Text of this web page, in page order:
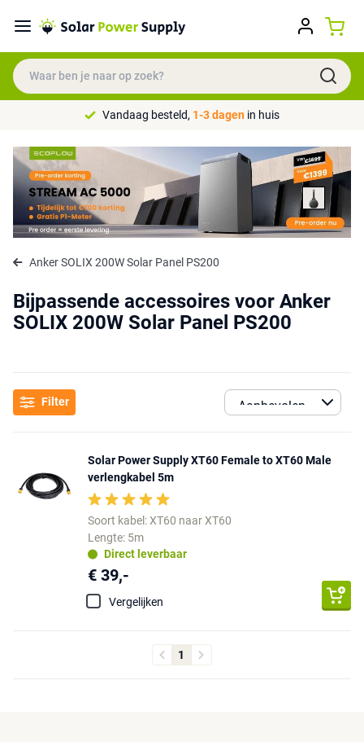
Vandaag besteld, 1-3 dagen in huis
Anker SOLIX 200W Solar Panel PS200
Bijpassende accessoires voor Anker
SOLIX 200W Solar Panel PS200
Filter
Solar Power Supply XT60 Female to XT60 Male
verlengkabel 5m
Soort kabel: XT60 naar XT60
Lengte: 5m
Direct leverbaar
€ 39,-
Vergelijken
1